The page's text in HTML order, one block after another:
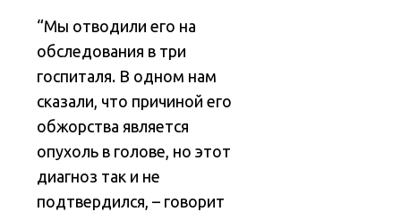
“Мы отводили его на
обследования в три
госпиталя. В одном нам
сказали, что причиной его
обжорства является
опухоль в голове, но этот
диагноз так и не
подтвердился, – говорит